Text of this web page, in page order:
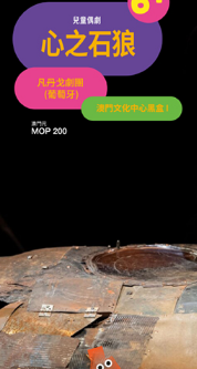
07/02/2025 40460
幻彩耀濠江打造光影盛宴
促社區旅遊及夜間經濟